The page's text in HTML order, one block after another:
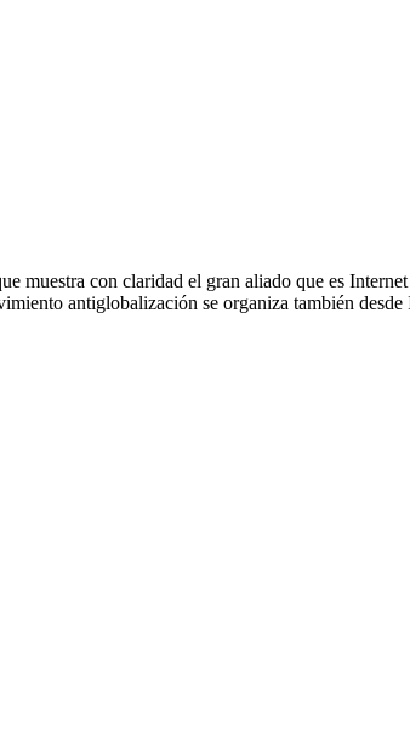
con claridad el gran aliado que es
antiglobalización se organiza también